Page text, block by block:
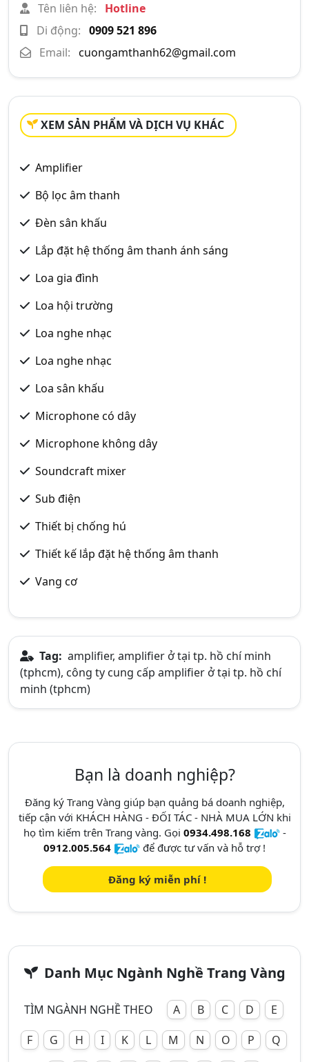
Tên liên hệ:
Hotline
Di động: 0909 521 896
Email: cuongamthanh62@gmail.com
XEM SẢN PHẨM VÀ DỊCH VỤ KHÁC
Amplifier
Bộ lọc âm thanh
Đèn sân khấu
Lắp đặt hệ thống âm thanh ánh sáng
Loa gia đình
Loa hội trường
Loa nghe nhạc
Loa nghe nhạc
Loa sân khấu
Microphone có dây
Microphone không dây
Soundcraft mixer
Sub điện
Thiết bị chống hú
Thiết kế lắp đặt hệ thống âm thanh
Vang cơ
Tag: amplifier, amplifier ở tại tp. hồ chí minh
(tphcm), công ty cung cấp amplifier ở tại tp. hồ chí
minh (tphcm)
Bạn là doanh nghiệp?
Đăng ký Trang Vàng giúp bạn quảng bá doanh nghiệp,
tiếp cận với KHÁCH HÀNG - ĐỐI TÁC - NHÀ MUA LỚN khi
họ tìm kiếm trên Trang vàng. Gọi 0934.498.168
-
0912.005.564
để được tư vấn và hỗ trợ !
Đăng ký miễn phí !
Danh Mục Ngành Nghề Trang Vàng
TÌM NGÀNH NGHỀ THEO A B C D
E
F
G H I K L M N O P Q